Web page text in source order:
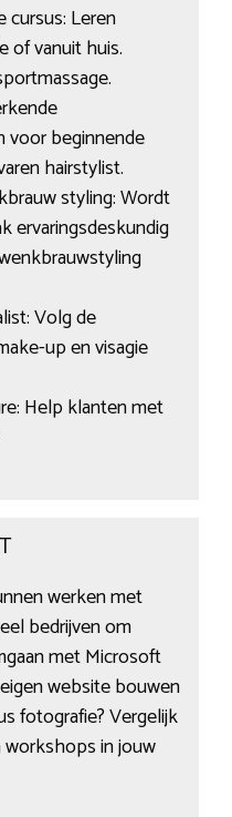
cursus: Leren
of vanuit huis.
voor beginnende
hairstylist.
styling: Wordt
ervaringsdeskundig
Volg de
up en visagie
Help klanten met
werken met
bedrijven om
met Microsoft
website bouwen
fotografie? Vergelijk
in jouw